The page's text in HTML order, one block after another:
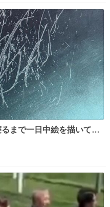
まで一日中絵を描いてる